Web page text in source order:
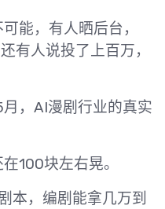
能，有人晒后台，
有人说投了上百万，
，AI漫剧行业的真实
100块左右晃。
本，编剧能拿几万到